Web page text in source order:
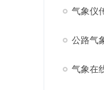
气象仪
公路气
气象在